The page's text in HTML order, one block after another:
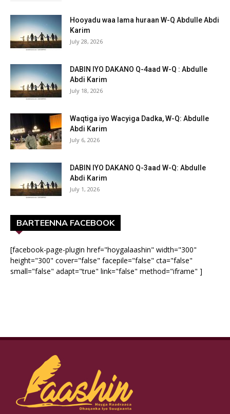
Hooyadu waa lama huraan W-Q Abdulle Abdi
Karim
July 28, 2026
DABIN IYO DAKANO Q-4aad W-Q : Abdulle
Abdi Karim
July 18, 2026
Waqtiga iyo Wacyiga Dadka, W-Q: Abdulle
Abdi Karim
July 6, 2026
DABIN IYO DAKANO Q-3aad W-Q: Abdulle
Abdi Karim
July 1, 2026
BARTEENNA FACEBOOK
[facebook-page-plugin href="hoygalaashin" width="300"
height="300" cover="false" facepile="false" cta="false"
small="false" adapt="true" link="false" method="iframe" ]